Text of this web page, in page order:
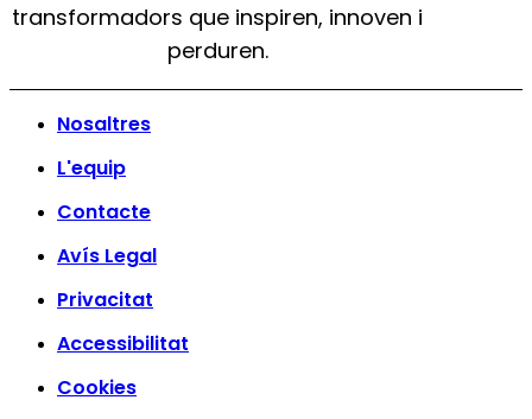
transformadors que inspiren, innoven i
perduren.
Nosaltres
L'equip
Contacte
Avís Legal
Privacitat
Accessibilitat
Cookies